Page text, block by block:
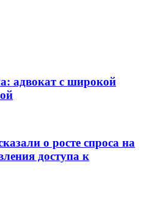
адвокат с широкой
о росте спроса на
доступа к